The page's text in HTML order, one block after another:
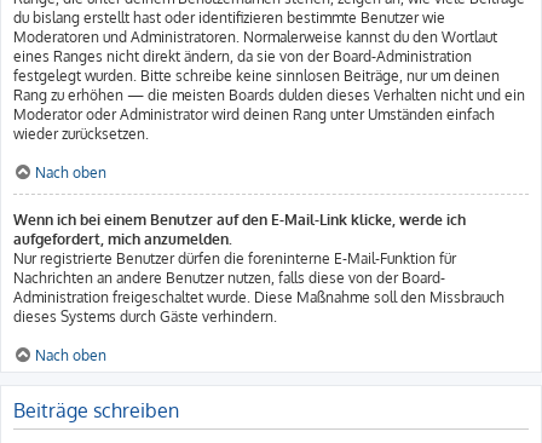
du bislang erstellt hast oder identifizieren bestimmte Benutzer wie
Moderatoren und Administratoren. Normalerweise kannst du den Wortlaut
eines Ranges nicht direkt ändern, da sie von der Board-Administration
festgelegt wurden. Bitte schreibe keine sinnlosen Beiträge, nur um deinen
Rang zu erhöhen — die meisten Boards dulden dieses Verhalten nicht und ein
Moderator oder Administrator wird deinen Rang unter Umständen einfach
wieder zurücksetzen.
Nach oben
Wenn ich bei einem Benutzer auf den E-Mail-Link klicke, werde ich
aufgefordert, mich anzumelden.
Nur registrierte Benutzer dürfen die foreninterne E-Mail-Funktion für
Nachrichten an andere Benutzer nutzen, falls diese von der Board-
Administration freigeschaltet wurde. Diese Maßnahme soll den Missbrauch
dieses Systems durch Gäste verhindern.
Nach oben
Beiträge schreiben